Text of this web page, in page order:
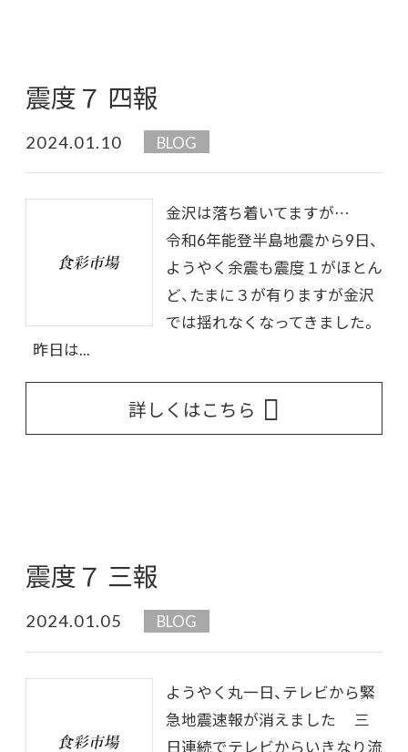
震度７ 四報
2024.01.10 BLOG
金沢は落ち着いてますが…
令和6年能登半島地震から9日、
ようやく余震も震度１がほとん
ど、たまに３が有りますが金沢
では揺れなくなってきました。
昨日は...
詳しくはこちら
震度７ 三報
2024.01.05 BLOG
ようやく丸一日、テレビから緊
急地震速報が消えました 三
日連続でテレビからいきなり流